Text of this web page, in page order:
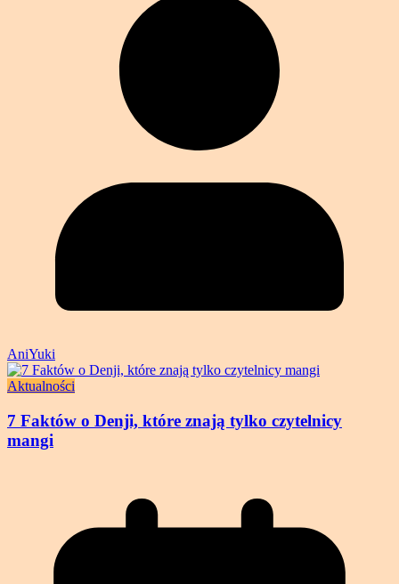
AniYuki
Aktualności
7 Faktów o Denji, które znają tylko czytelnicy
mangi